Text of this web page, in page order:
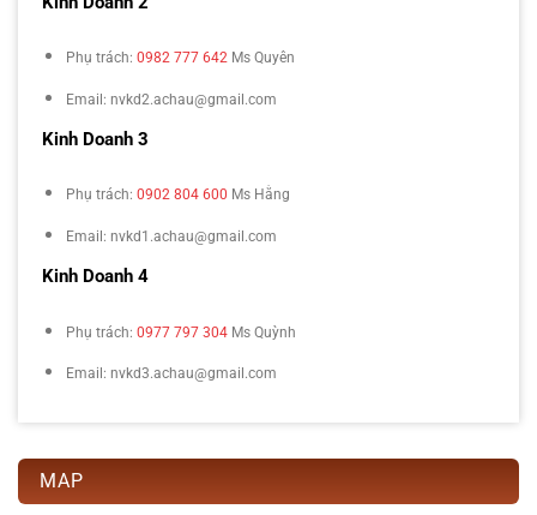
Phụ trách: 0982 777 642 Ms Quyên
Email: nvkd2.achau@gmail.com
Kinh Doanh 3
Phụ trách: 0902 804 600 Ms Hằng
Email: nvkd1.achau@gmail.com
Kinh Doanh 4
Phụ trách: 0977 797 304 Ms Quỳnh
Email: nvkd3.achau@gmail.com
MAP